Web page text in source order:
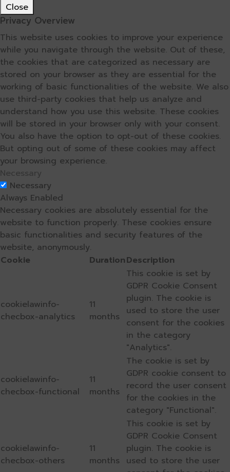
Close
Privacy Overview
This website uses cookies to improve your experience
while you navigate through the website. Out of these,
the cookies that are categorized as necessary are
stored on your browser as they are essential for the
working of basic functionalities of the website. We also
use third-party cookies that help us analyze and
understand how you use this website. These cookies
will be stored in your browser only with your consent.
You also have the option to opt-out of these cookies.
But opting out of some of these cookies may affect
your browsing experience.
Necessary
Necessary
Always Enabled
Necessary cookies are absolutely essential for the
website to function properly. These cookies ensure
basic functionalities and security features of the
website, anonymously.
Cookie
DurationDescription
cookielawinfo-
checbox-analytics
11
months
This cookie is set by
GDPR Cookie Consent
plugin. The cookie is
used to store the user
consent for the cookies
in the category
"Analytics".
cookielawinfo-
checbox-functional
11
months
The cookie is set by
GDPR cookie consent to
record the user consent
for the cookies in the
category "Functional".
cookielawinfo-
checbox-others
11
months
This cookie is set by
GDPR Cookie Consent
plugin. The cookie is
used to store the user